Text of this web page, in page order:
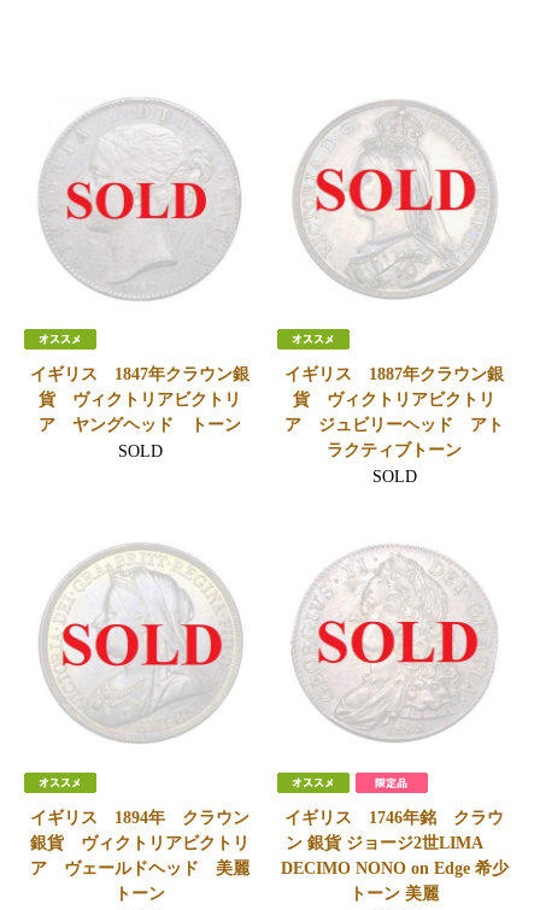
イギリス 1847年クラウン銀
貨 ヴィクトリアビクトリ
ア ヤングヘッド トーン
SOLD
イギリス 1887年クラウン銀
貨 ヴィクトリアビクトリ
ア ジュビリーヘッド アト
ラクティブトーン
SOLD
イギリス 1894年 クラウン
銀貨 ヴィクトリアビクトリ
ア ヴェールドヘッド 美麗
トーン
イギリス 1746年銘 クラウ
ン 銀貨 ジョージ2世LIMA
DECIMO NONO on Edge 希少
トーン 美麗